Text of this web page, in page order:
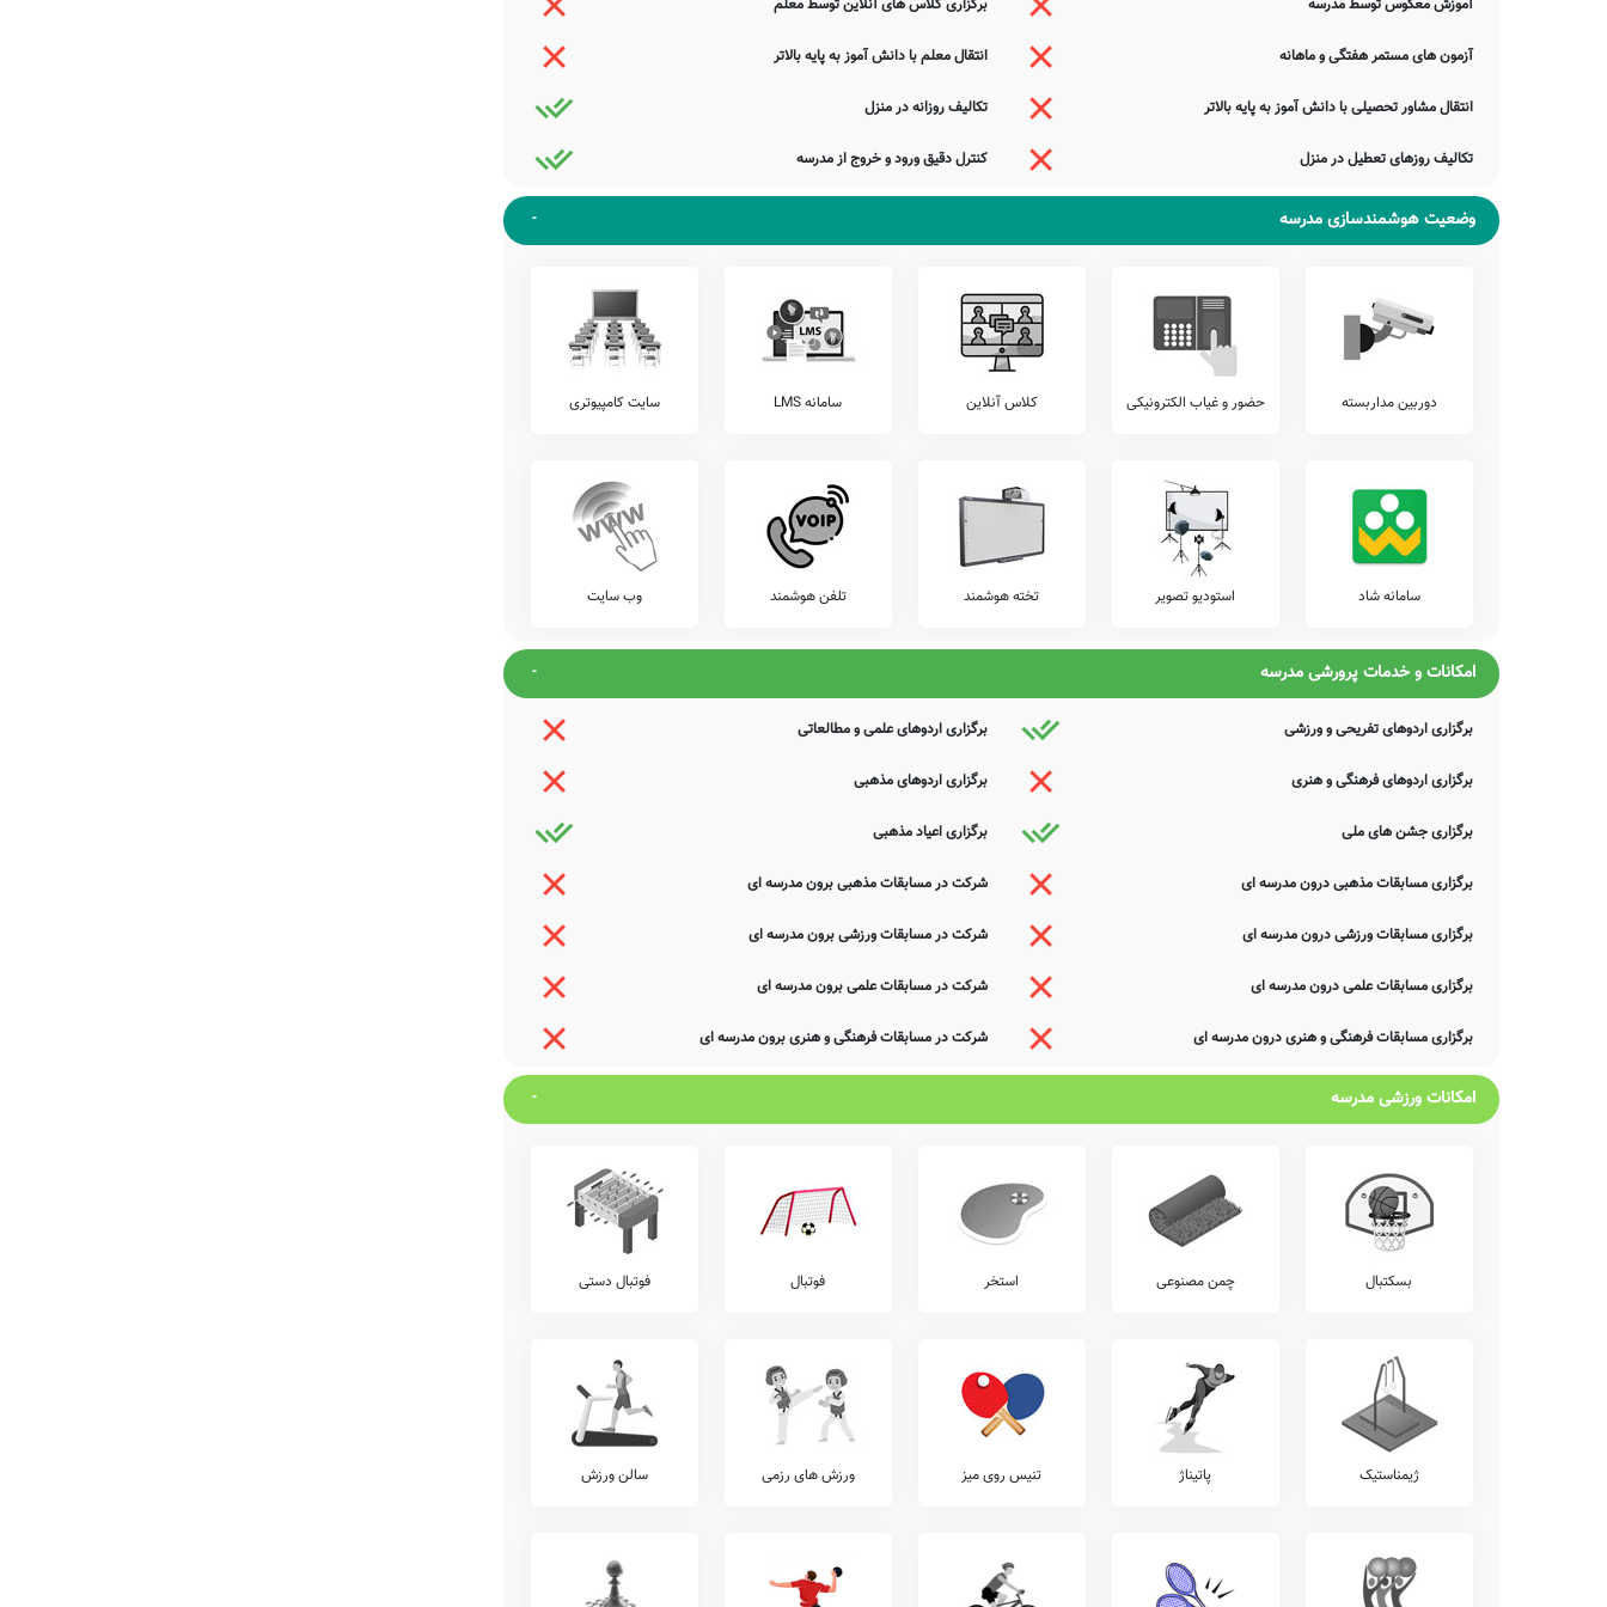
اطلاع دارید که برخی از مدارس، بجهت سنجش دقیقتر وضعیت دانش آموزان خود، اقدام به برگزاری آزمون های هماهنگ کشوری می نمایند.
نمایید.
تلفن این مدرسه جهت کسب اطلاعات از نحوه ثبت نام و امکانات آن می باشد. مدرسه دولتی شهید ازمل، آمادگی پذیرش دانش آموزان کلیه مناطق داراب بویژه محدوده
داراب را دارد. اولیاء گرامی به ویژه اهالی محترم داراب داراب می توانند با مراجعه به آدرس از محیط و ساختمان دبستان نامشخص دولتی شهید ازمل دیدن نمایند.
جمع بندی و خاتمه
معرفی این مدرسه را با چند بیت از حافظ شیرازی به پایان می بریم:
مکدر است دل آتش به خرقه خواهم زد
بیا ببین که کرا می‌کند تماشایی
به روز واقعه تابوت ما ز سرو کنید
که می‌رویم به داغ بلندبالایی
زمام دل به کسی داده‌ام من درویش
که نیستش به کس از تاج و تخت پروایی
ضمناً یادآور می شود اطلاعات مندرج در این صفحه توسط موتورهای جستجوی هوشمند سامانه های آنلاین گردآوری شده است. به همین جهت ممکن است در برخی از
موارد، دچار خطا بوده و یا نیازمند بروزرسانی باشند. چنانچه شما از عوامل این مدرسه هستید و یا اطلاعات دقیقتری در این خصوص دارید عمیقاً خواهشمندیم ما را جهت
آموزش معکوس توسط مدرسه برگزاری کلاس های آنلاین توسط معلم
آزمون های مستمر هفتگی و ماهانه انتقال معلم با دانش آموز به پایه بالاتر
انتقال مشاور تحصیلی با دانش آموز به پایه بالاتر تکالیف روزانه در منزل
تکالیف روزهای تعطیل در منزل کنترل دقیق ورود و خروج از مدرسه
وضعیت هوشمندسازی مدرسه
دوربین مداربسته حضور و غیاب الکترونیکی کلاس آنلاین سامانه LMS سایت کامپیوتری
سامانه شاد استودیو تصویر تخته هوشمند تلفن هوشمند وب سایت
امکانات و خدمات پرورشی مدرسه
برگزاری اردوهای تفریحی و ورزشی برگزاری اردوهای علمی و مطالعاتی
برگزاری اردوهای فرهنگی و هنری برگزاری اردوهای مذهبی
برگزاری جشن های ملی برگزاری اعیاد مذهبی
برگزاری مسابقات مذهبی درون مدرسه ای شرکت در مسابقات مذهبی برون مدرسه ای
برگزاری مسابقات ورزشی درون مدرسه ای شرکت در مسابقات ورزشی برون مدرسه ای
برگزاری مسابقات علمی درون مدرسه ای شرکت در مسابقات علمی برون مدرسه ای
برگزاری مسابقات فرهنگی و هنری درون مدرسه ای شرکت در مسابقات فرهنگی و هنری برون مدرسه ای
امکانات ورزشی مدرسه
بسکتبال چمن مصنوعی استخر فوتبال فوتبال دستی
ژیمناستیک پاتیناژ تنیس روی میز ورزش های رزمی سالن ورزش